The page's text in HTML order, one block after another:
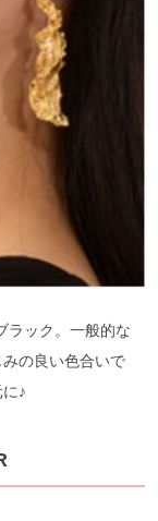
ラック。一般的な
の良い色合いで
♪